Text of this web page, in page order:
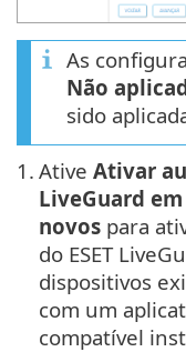
As
Não
sido
1. Ative Ativar
LiveGuard
novos para
do ESET
dispositivos
com um
compatível